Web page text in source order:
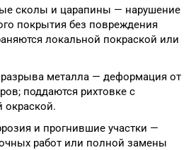
сколы и царапины — нарушение
покрытия без повреждения
локальной покраской или
металла — деформация от
поддаются рихтовке с
окраской.
и прогнившие участки —
работ или полной замены